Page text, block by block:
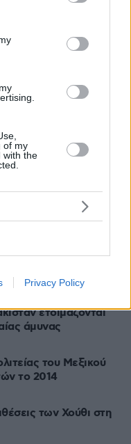
its third-party tags to
in below Google
of my
with the
Privacy Policy
Παρασκευή
και 11 τραυματίες
Σίντνεϊ Τάουλ
βομβαρδισμός που
καταγγέλλουν
βίντεο
ετοιμάζονται
άμυνας
του Μεξικού
το 2014
των Χούθι στη